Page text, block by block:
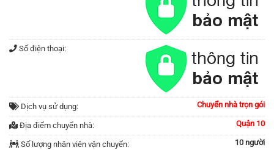
Số điện thoại:
Dịch vụ sử dụng: Chuyển nhà trọn gói
Địa điểm chuyển nhà: Quận 10
Số lượng nhân viên vận chuyển: 10 người